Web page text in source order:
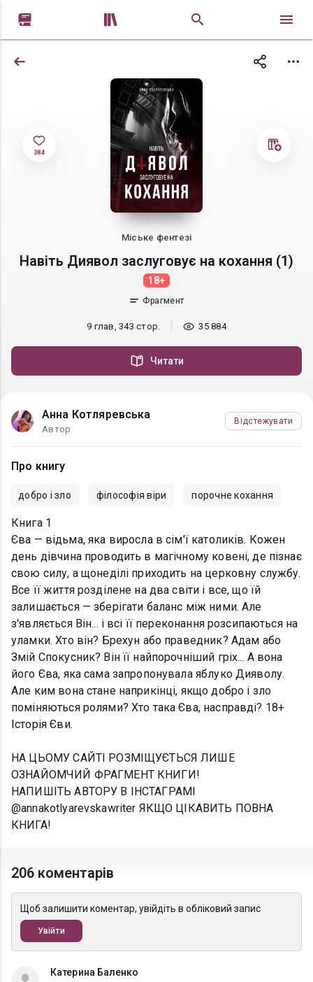
 
384
Міське фентезі
Навіть Диявол заслуговує на кохання (1)
18+
Фрагмент
9 глав, 343 стор. 35 884
Читати
Анна Котляревська
Автор
Відстежувати
Про книгу
добро і зло філософія віри порочне кохання
Книга 1
Єва — відьма, яка виросла в сім'ї католиків. Кожен
день дівчина проводить в магічному ковені, де пізнає
свою силу, а щонеділі приходить на церковну службу.
Все її життя розділене на два світи і все, що їй
залишається — зберігати баланс між ними. Але
з'являється Він... і всі її переконання розсипаються на
уламки. Хто він? Брехун або праведник? Адам або
Змій Спокусник? Він її найпорочніший гріх... А вона
його Єва, яка сама запропонувала яблуко Дияволу.
Але ким вона стане наприкінці, якщо добро і зло
поміняються ролями? Хто така Єва, насправді? 18+
Історія Єви.
НА ЦЬОМУ САЙТІ РОЗМІЩУЄТЬСЯ ЛИШЕ
ОЗНАЙОМЧИЙ ФРАГМЕНТ КНИГИ!
НАПИШІТЬ АВТОРУ В ІНСТАГРАМІ
@annakotlyarevskawriter ЯКЩО ЦІКАВИТЬ ПОВНА
КНИГА!
206 коментарів
Щоб залишити коментар, увійдіть в обліковий запис
Увійти
Катерина Баленко